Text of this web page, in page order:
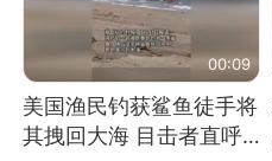
00:09
美国渔民钓获鲨鱼徒手将
其拽回大海 目击者直呼